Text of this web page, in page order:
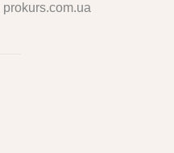
prokurs.com.ua